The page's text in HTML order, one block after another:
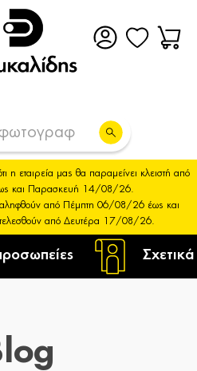
εταιρεία μας θα παραμείνει κλειστή από
και Παρασκευή 14/08/26.
από Πέμπτη 06/08/26 έως και
από Δευτέρα 17/08/26.